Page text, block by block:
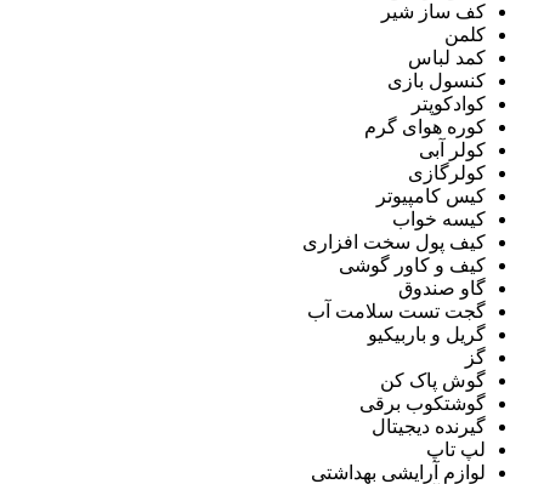
کف ساز شیر
کلمن
کمد لباس
کنسول بازی
کوادکوپتر
کوره هوای گرم
کولر آبی
کولرگازی
کیس کامپیوتر
کیسه خواب
کیف پول سخت افزاری
کیف و کاور گوشی
گاو صندوق
گجت تست سلامت آب
گریل و باربیکیو
گز
گوش پاک کن
گوشتکوب برقی
گیرنده دیجیتال
لپ تاپ
لوازم آرایشی بهداشتی